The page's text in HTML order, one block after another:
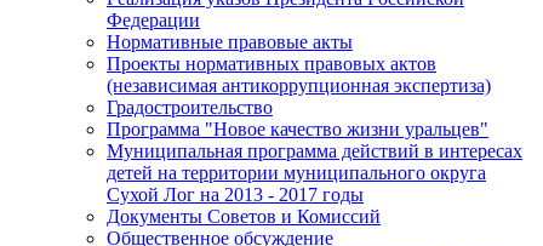
Федерации
Нормативные правовые акты
Проекты нормативных правовых актов
(независимая антикоррупционная экспертиза)
Градостроительство
Программа "Новое качество жизни уральцев"
Муниципальная программа действий в интересах
детей на территории муниципального округа
Сухой Лог на 2013 - 2017 годы
Документы Советов и Комиссий
Общественное обсуждение